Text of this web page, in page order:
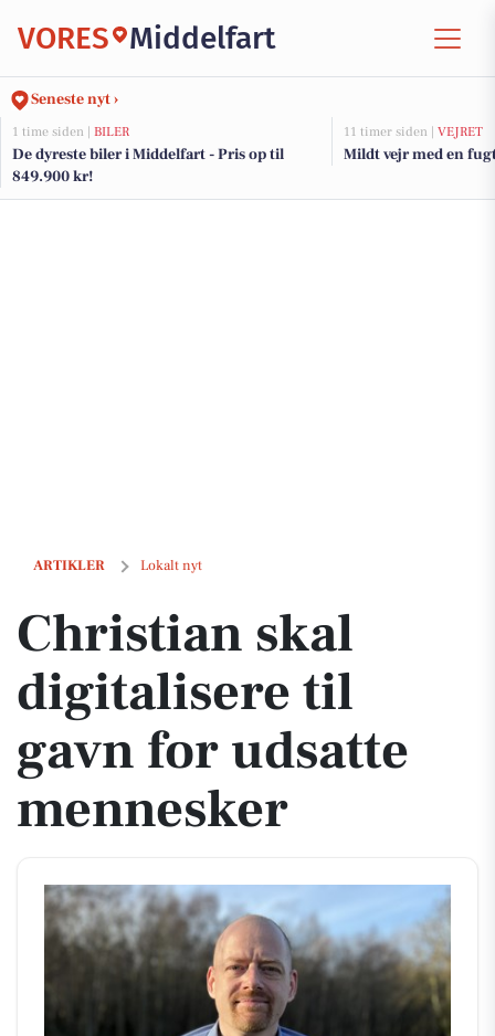
VORES Middelfart
Seneste nyt ›
1 time siden | BILER
De dyreste biler i Middelfart - Pris op til
849.900 kr!
11 timer siden | VEJRET
Mildt vejr med en
ARTIKLER Lokalt nyt
Christian skal digitalisere til gavn for udsatte mennesker
Christian skal
digitalisere til
gavn for udsatte
mennesker